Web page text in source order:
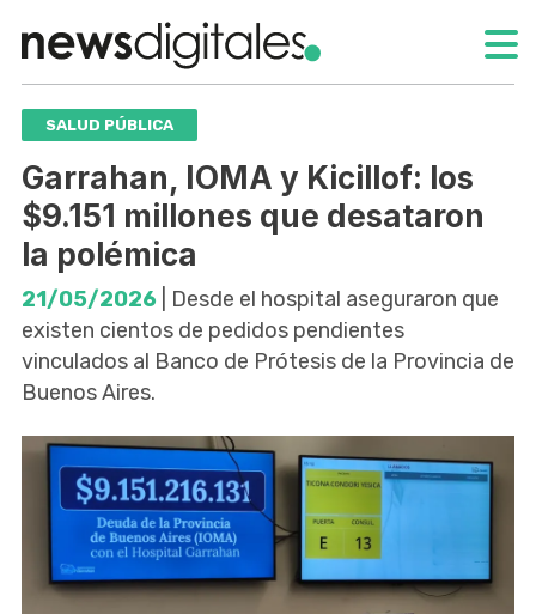
SALUD PÚBLICA
Garrahan, IOMA y Kicillof: los
$9.151 millones que desataron
la polémica
21/05/2026 | Desde el hospital aseguraron que
existen cientos de pedidos pendientes
vinculados al Banco de Prótesis de la Provincia de
Buenos Aires.